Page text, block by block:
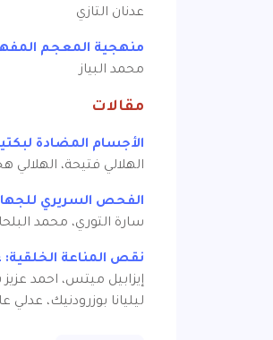
عدنان التازي
منهجية المعجم
محمد البياز
مقالات
الأجسام المضادة
الهلالي فتيحة، الهلالي
الفحص السريري
سارة التوري، محمد
نقص المناعة
إيزابيل ميتس، احمد
ليليانا بوزرودنيك،